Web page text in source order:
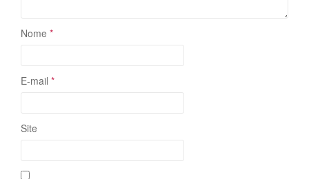
Nome *
E-mail *
Site